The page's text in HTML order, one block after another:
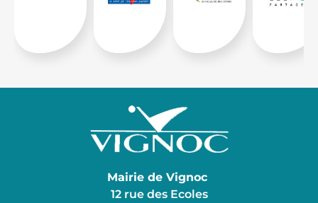
Mairie de Vignoc
12 rue des Ecoles